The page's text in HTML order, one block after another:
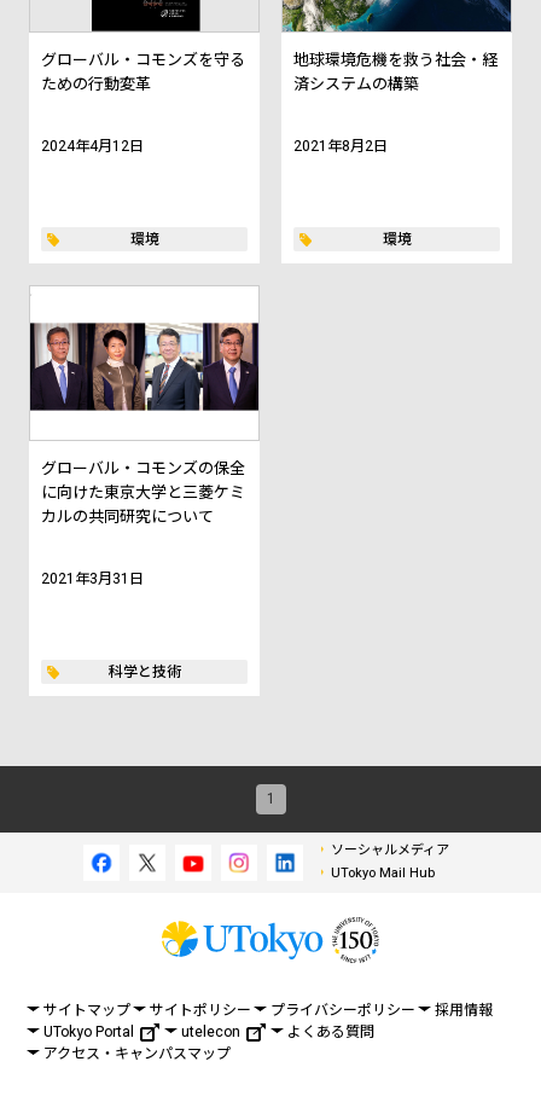
グローバル・コモンズを守る
ための行動変革
2024年4月12日
環境
地球環境危機を救う社会・経
済システムの構築
2021年8月2日
環境
グローバル・コモンズの保全
に向けた東京大学と三菱ケミ
カルの共同研究について
2021年3月31日
科学と技術
1
ソーシャルメディア
UTokyo Mail Hub
サイトマップ サイトポリシー プライバシーポリシー
採用情報
UTokyo Portal
utelecon
よくある質問
アクセス・キャンパスマップ